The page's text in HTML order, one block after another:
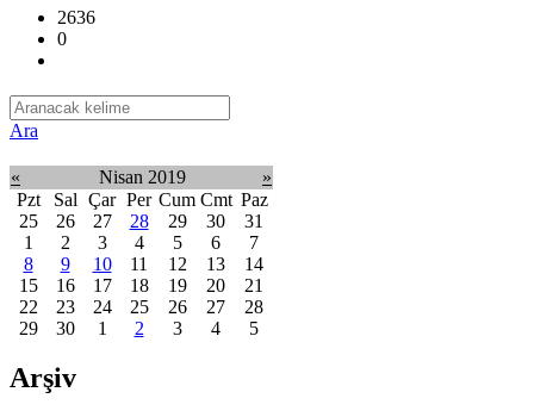
2636
0
Ara
« Nisan 2019
»
Pzt
Sal Çar Per Cum Cmt Paz
25
26 27 28 29 30
31
1
2 3 4 5 6
7
8
9 10 11 12 13
14
15
16 17 18 19 20
21
22
23 24 25 26 27
28
29
30 1 2 3 4 5
Arşiv